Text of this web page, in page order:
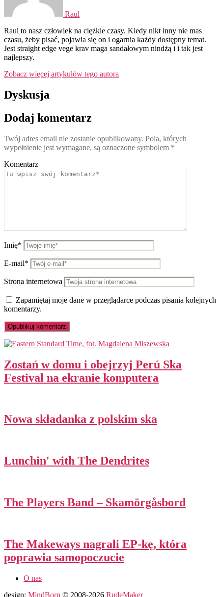
Raul
Raul to nasz człowiek na ciężkie czasy. Kiedy nikt inny nie mas
czasu, żeby pisać, pojawia się on i ogarnia każdy dostępny temat.
Jest straight edge vege krav maga sandałowym nindżą i i tak jest
najlepszy.
Zobacz więcej artykułów tego autora
Dyskusja
Dodaj komentarz
Twój adres email nie zostanie opublikowany. Pola, których
wypełnienie jest wymagane, są oznaczone symbolem *
Komentarz
Imię*
E-mail*
Strona internetowa
Zapamiętaj moje dane w przeglądarce podczas pisania kolejnych
komentarzy.
Zostań w domu i obejrzyj Perú Ska
Festival na ekranie komputera
Nowa składanka z polskim ska
Lunchin' with The Dendrites
The Players Band – Skamörgåsbord
The Makeways nagrali EP-kę, która
poprawia samopoczucie
O nas
design: MindBorn © 2008-2026 RudeMaker